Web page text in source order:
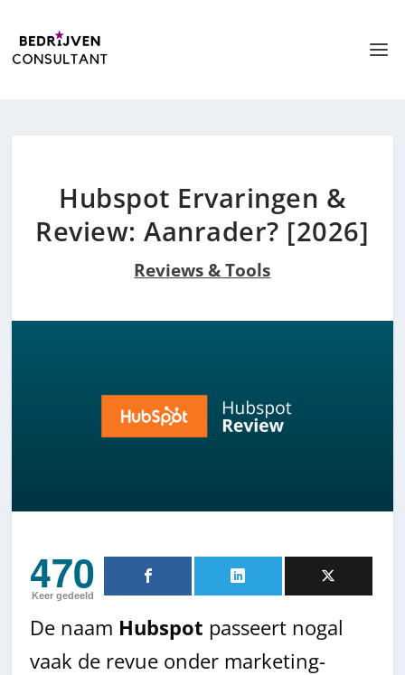
Hubspot Ervaringen &
Review: Aanrader? [2026]
Reviews & Tools
470
Keer gedeeld
De naam Hubspot passeert nogal
vaak de revue onder marketing-